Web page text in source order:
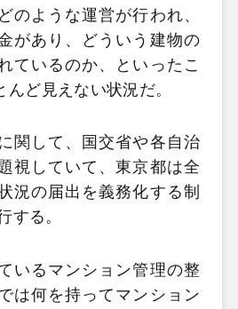
のような運営が行われ、
があり、どういう建物の
ているのか、といったこ
んど見えない状況だ。
関して、国交省や各自治
視していて、東京都は全
況の届出を義務化する制
する。
いるマンション管理の整
は何を持ってマンション